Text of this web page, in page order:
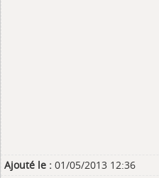
Ajouté le : 01/05/2013 12:36